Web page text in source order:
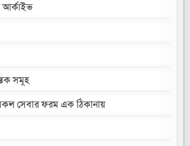
আর্কাইভ
সমূহ
সেবার ফরম এক ঠিকানায়